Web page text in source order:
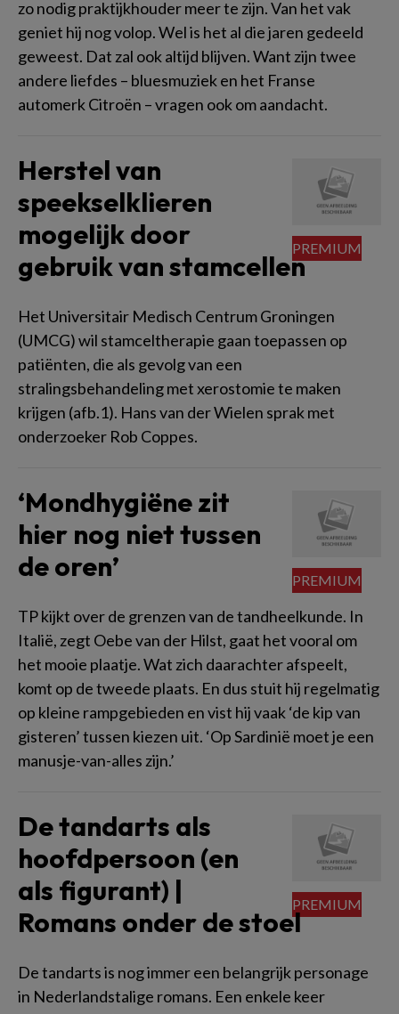
zo nodig praktijkhouder meer te zijn. Van het vak
geniet hij nog volop. Wel is het al die jaren gedeeld
geweest. Dat zal ook altijd blijven. Want zijn twee
andere liefdes – bluesmuziek en het Franse
automerk Citroën – vragen ook om aandacht.
Herstel van
speekselklieren
mogelijk door
gebruik van stamcellen
Het Universitair Medisch Centrum Groningen
(UMCG) wil stamceltherapie gaan toepassen op
patiënten, die als gevolg van een
stralingsbehandeling met xerostomie te maken
krijgen (afb.1). Hans van der Wielen sprak met
onderzoeker Rob Coppes.
‘Mondhygiëne zit
hier nog niet tussen
de oren’
TP kijkt over de grenzen van de tandheelkunde. In
Italië, zegt Oebe van der Hilst, gaat het vooral om
het mooie plaatje. Wat zich daarachter afspeelt,
komt op de tweede plaats. En dus stuit hij regelmatig
op kleine rampgebieden en vist hij vaak ‘de kip van
gisteren’ tussen kiezen uit. ‘Op Sardinië moet je een
manusje-van-alles zijn.’
De tandarts als
hoofdpersoon (en
als figurant) |
Romans onder de stoel
De tandarts is nog immer een belangrijk personage
in Nederlandstalige romans. Een enkele keer